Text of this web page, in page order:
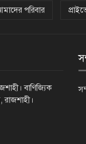
পরিবার
বাণিজ্যিক